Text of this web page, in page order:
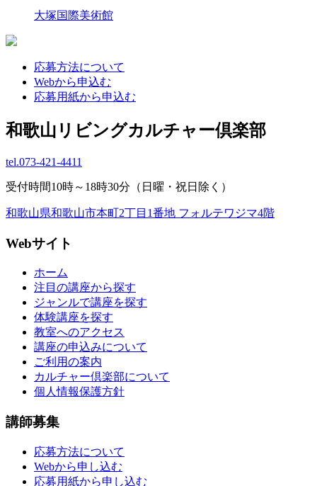
大塚国際美術館
応募方法について
Webから申込む
応募用紙から申込む
和歌山リビングカルチャー倶楽部
tel.073-421-4411
受付時間10時～18時30分（日曜・祝日除く）
和歌山県和歌山市本町2丁目1番地 フォルテワジマ4階
Webサイト
ホーム
注目の講座から探す
ジャンルで講座を探す
体験講座を探す
教室へのアクセス
講座の申込みについて
ご利用の案内
カルチャー倶楽部について
個人情報保護方針
講師募集
応募方法について
Webから申し込む
応募用紙から申し込む